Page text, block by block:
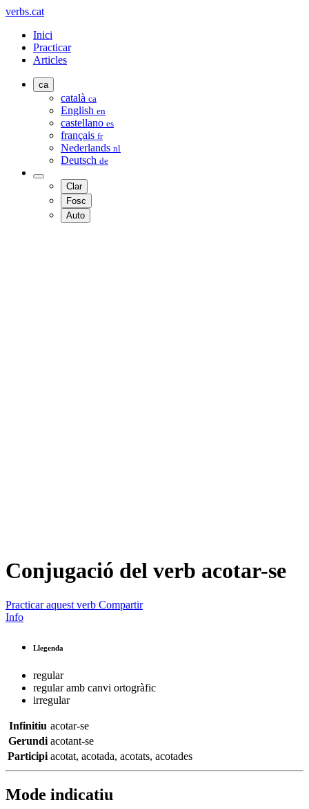
verbs.cat
Inici
Practicar
Articles
ca
català ca
English en
castellano es
français fr
Nederlands nl
Deutsch de
Clar
Fosc
Auto
Conjugació del verb acotar-se
Practicar aquest verb Compartir
Info
Llegenda
regular
regular amb canvi ortogràfic
irregular
Infinitiu acotar-se
Gerundi acotant-se
Participi acotat, acotada, acotats, acotades
Mode indicatiu